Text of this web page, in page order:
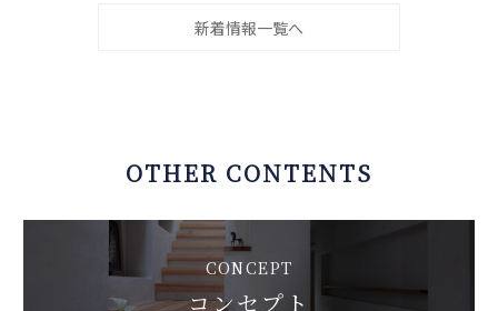
新着情報一覧へ
OTHER CONTENTS
CONCEPT
コンセプト